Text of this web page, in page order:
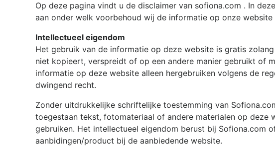
Op deze pagina vindt u de disclaimer van sofiona.com . In
aan onder welk voorbehoud wij de informatie op onze website
Intellectueel eigendom
Het gebruik van de informatie op deze website is gratis
niet kopieert, verspreidt of op een andere manier gebruikt of
informatie op deze website alleen hergebruiken volgens de
dwingend recht.
Zonder uitdrukkelijke schriftelijke toestemming van
toegestaan tekst, fotomateriaal of andere materialen op deze
gebruiken. Het intellectueel eigendom berust bij Sofiona.com
aanbidingen/product bij de aanbiedende website.